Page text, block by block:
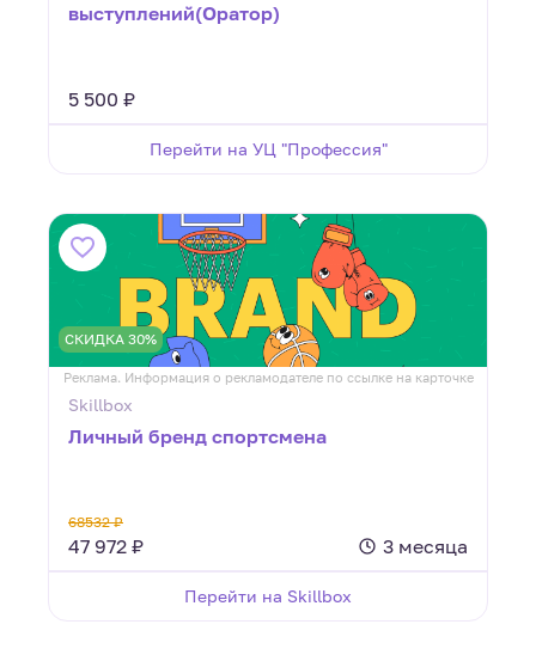
выступлений(Оратор)
5 500 ₽
Перейти на УЦ "Профессия"
СКИДКА 30%
Реклама. Информация о рекламодателе по ссылке на карточке
Skillbox
Личный бренд спортсмена
68532 ₽
47 972 ₽ 3 месяца
Перейти на Skillbox